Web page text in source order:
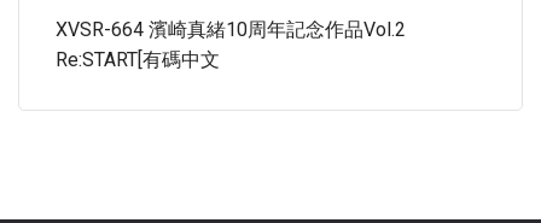
XVSR-664 濱崎真緒10周年記念作品Vol.2
Re:START[有碼中文